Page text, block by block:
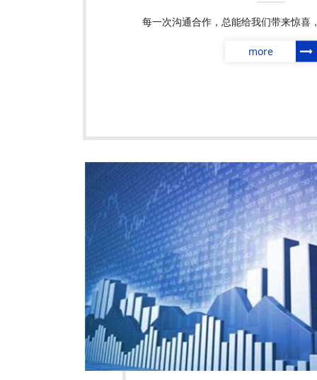
每一次沟通合作，总能给我们带来惊喜
more